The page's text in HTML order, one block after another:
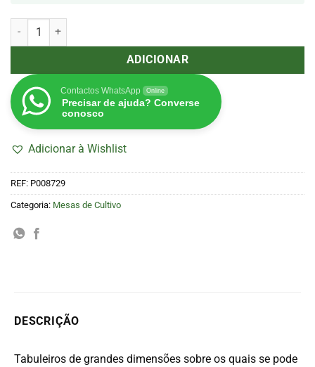
Quantidade de Mesa de cultivo 63 x 110cm (sem furos)
ADICIONAR
Contactos WhatsApp Online
Precisar de ajuda? Converse
conosco
Adicionar à Wishlist
REF: P008729
Categoria: Mesas de Cultivo
DESCRIÇÃO
Tabuleiros de grandes dimensões sobre os quais se pode